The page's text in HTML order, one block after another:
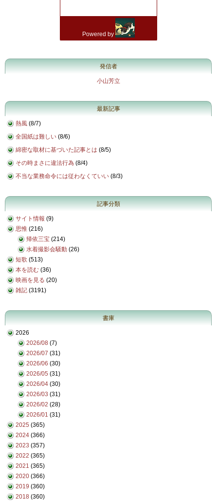
発信者
小山芳立
最新記事
熱風 (8/7)
全国紙は難しい (8/6)
綿密な取材に基づいた記事とは (8/5)
その時まさに違法行為 (8/4)
不当な業務命令には従わなくていい (8/3)
記事分類
サイト情報 (9)
思惟 (216)
帰依三宝 (214)
水着撮影会騒動 (26)
短歌 (513)
本を読む (36)
映画を見る (20)
雑記 (3191)
書庫
2026
2026/08 (7)
2026/07 (31)
2026/06 (30)
2026/05 (31)
2026/04 (30)
2026/03 (31)
2026/02 (28)
2026/01 (31)
2025 (365)
2024 (366)
2023 (357)
2022 (365)
2021 (365)
2020 (366)
2019 (360)
2018 (360)